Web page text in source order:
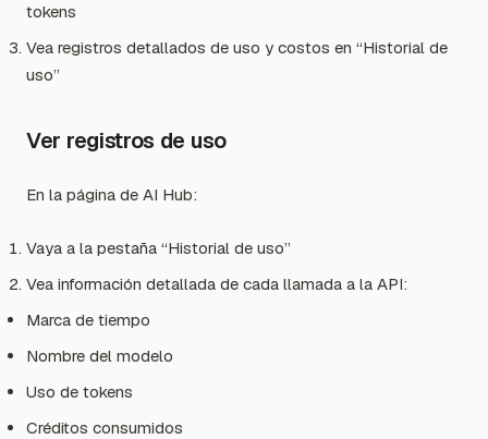
tokens
Vea registros detallados de uso y costos en “Historial de
uso”
Ver registros de uso
En la página de AI Hub:
Vaya a la pestaña “Historial de uso”
Vea información detallada de cada llamada a la API:
Marca de tiempo
Nombre del modelo
Uso de tokens
Créditos consumidos